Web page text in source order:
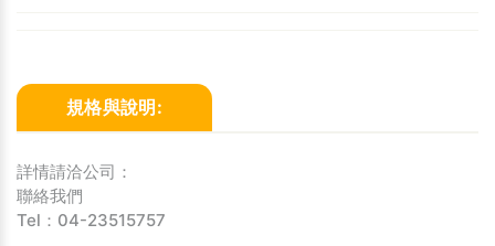
規格與說明:
詳情請洽公司：
聯絡我們
Tel：04-23515757